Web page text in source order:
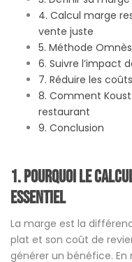
4. Calcul marge
vente juste
5. Méthode
6. Suivre l’impact
7. Réduire les
8. Comment
restaurant
9. Conclusion
1.Pourquoi le
essentiel
La marge est la
plat et son coût de
générer un bénéfice.